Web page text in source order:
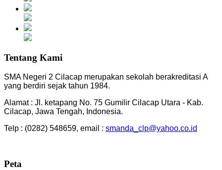
Tentang Kami
SMA Negeri 2 Cilacap merupakan sekolah berakreditasi A
yang berdiri sejak tahun 1984.
Alamat : Jl. ketapang No. 75 Gumilir Cilacap Utara - Kab.
Cilacap, Jawa Tengah, Indonesia.
Telp : (0282) 548659, email : smanda_clp@yahoo.co.id
Peta